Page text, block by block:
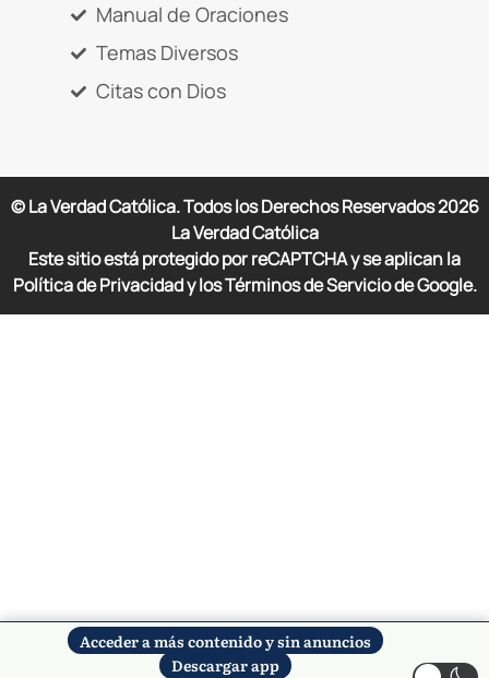
Manual de Oraciones
Temas Diversos
Citas con Dios
© La Verdad Católica. Todos los Derechos Reservados2026
La Verdad Católica
Este sitio está protegido por reCAPTCHA y se aplican la
Política de Privacidad y los Términos de Servicio de Google.
Acceder a más contenido y sin anuncios
Descargar app